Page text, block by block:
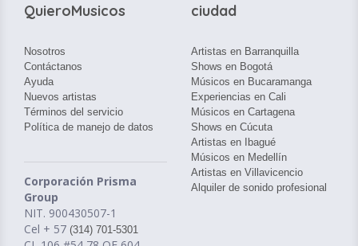
QuieroMusicos
Nosotros
Contáctanos
Ayuda
Nuevos artistas
Términos del servicio
Política de manejo de datos
Corporación Prisma
Group
NIT. 900430507-1
Cel + 57 (314) 701-5301
ciudad
Artistas en Barranquilla
Shows en Bogotá
Músicos en Bucaramanga
Experiencias en Cali
Músicos en Cartagena
Shows en Cúcuta
Artistas en Ibagué
Músicos en Medellín
Artistas en Villavicencio
Alquiler de sonido profesional